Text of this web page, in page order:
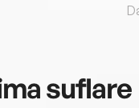
suflare